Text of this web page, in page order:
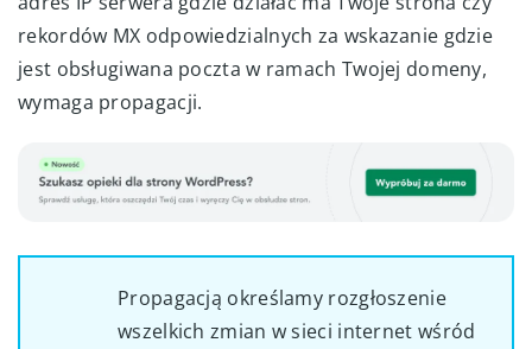
rekordów MX odpowiedzialnych za wskazanie gdzie
jest obsługiwana poczta w ramach Twojej domeny,
wymaga propagacji.
Propagacją określamy rozgłoszenie
wszelkich zmian w sieci internet wśród